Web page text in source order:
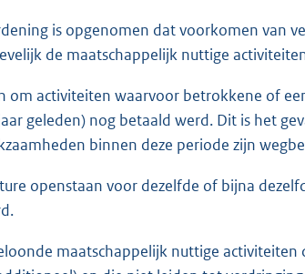
is opgenomen dat voorkomen van
de maatschappelijk nuttige
om activiteiten waarvoor betrokkene of
geleden) nog betaald werd. Dit is het
binnen deze periode zijn
openstaan voor dezelfde of bijna
maatschappelijk nuttige